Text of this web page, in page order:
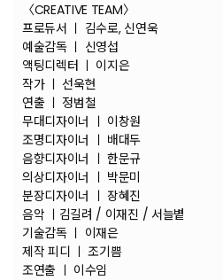
〈CREATIVE TEAM〉
프로듀서 ㅣ 김수로, 신연욱
예술감독 ㅣ 신영섭
액팅디렉터 ㅣ 이지은
작가 ㅣ 선욱현
연출 ㅣ 정범철
무대디자이너 ㅣ 이창원
조명디자이너 ㅣ 배대두
음향디자이너 ㅣ 한문규
의상디자이너 ㅣ 박문미
분장디자이너 ㅣ 장혜진
음악 ㅣ김길려 / 이재진 / 서늘볕
기술감독 ㅣ 이재은
제작 피디 ㅣ 조기쁨
조연출 ㅣ 이수임